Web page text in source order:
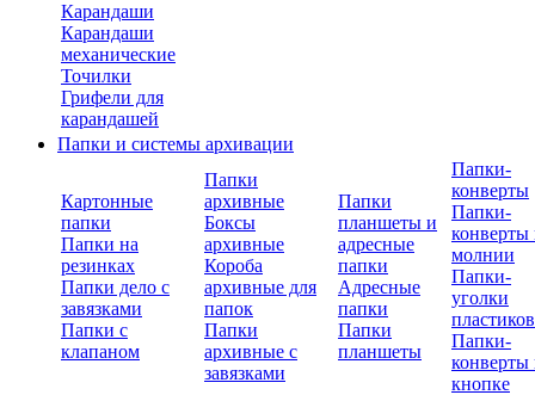
Карандаши
Карандаши
механические
Точилки
Грифели для
карандашей
Папки и системы архивации
Картонные
папки
Папки на
резинках
Папки дело с
завязками
Папки с
клапаном
Папки
архивные
Боксы
архивные
Короба
архивные для
папок
Папки
архивные с
завязками
Папки
планшеты и
адресные
папки
Адресные
папки
Папки
планшеты
Папки-
конверты
Папки-
конверты
молнии
Папки-
уголки
Папки-
конверты
кнопке